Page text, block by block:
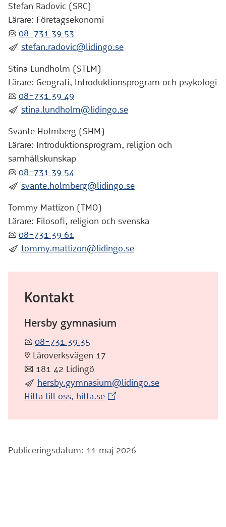
Stefan Radovic (SRC)
Lärare: Företagsekonomi
:telefon: 08-731 39 53
:skicka: stefan.radovic@lidingo.se
Stina Lundholm (STLM)
Lärare: Geografi, Introduktionsprogram och psykologi
:telefon: 08-731 39 49
:skicka: stina.lundholm@lidingo.se
Svante Holmberg (SHM)
Lärare: Introduktionsprogram, religion och
samhällskunskap
:telefon: 08-731 39 54
:skicka: svante.holmberg@lidingo.se
Tommy Mattizon (TMO)
Lärare: Filosofi, religion och svenska
:telefon: 08-731 39 61
:skicka: tommy.mattizon@lidingo.se
Kontakt
Hersby gymnasium
:telefon: 08-731 39 35
:pin: Läroverksvägen 17
:post: 181 42 Lidingö
:skicka: hersby.gymnasium@lidingo.se
Hitta till oss, hitta.se(Extern webbplats)
Publiceringsdatum: 11 maj 2026